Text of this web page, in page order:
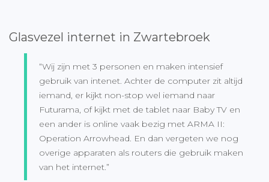
Glasvezel internet in Zwartebroek
“Wij zijn met 3 personen en maken intensief
gebruik van intenet. Achter de computer zit altijd
iemand, er kijkt non-stop wel iemand naar
Futurama, of kijkt met de tablet naar Baby TV en
een ander is online vaak bezig met ARMA II:
Operation Arrowhead. En dan vergeten we nog
overige apparaten als routers die gebruik maken
van het internet.”